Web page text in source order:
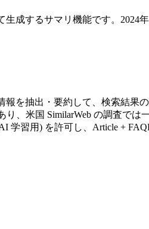
成するサマリ機能です。2024
を抽出・要約して、検索結果
、米国 SimilarWeb の調査では
学習用) を許可し、Article +